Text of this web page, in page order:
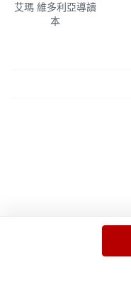
艾瑪 維多利亞導讀
本